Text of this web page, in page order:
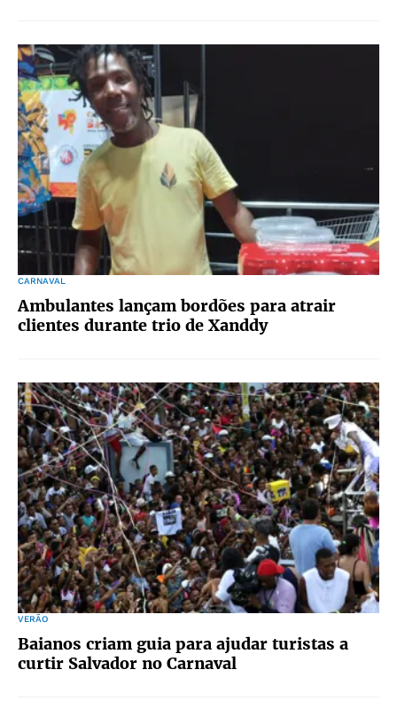
CARNAVAL
Ambulantes lançam bordões para atrair
clientes durante trio de Xanddy
VERÃO
Baianos criam guia para ajudar turistas a
curtir Salvador no Carnaval